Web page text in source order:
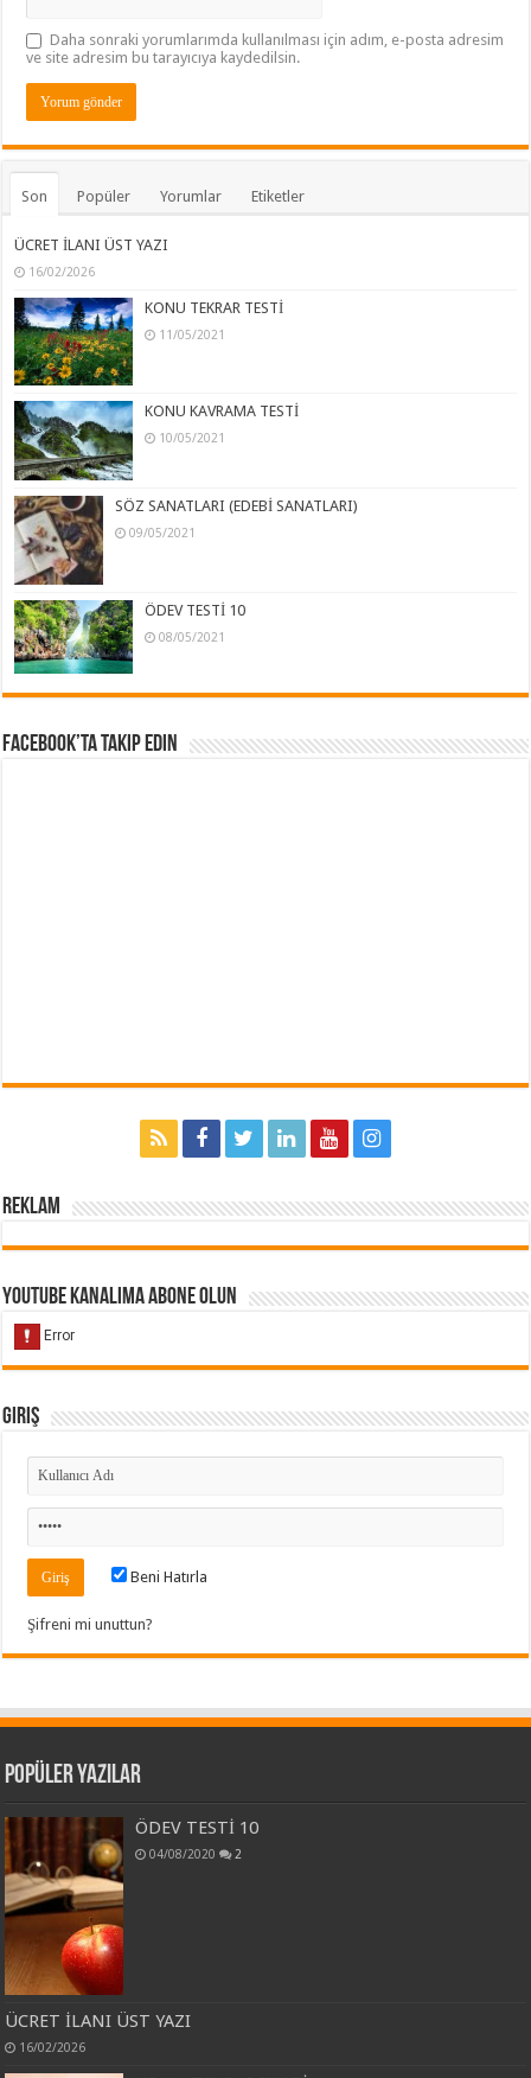
Daha sonraki yorumlarımda kullanılması için adım, e-posta adresim
ve site adresim bu tarayıcıya kaydedilsin.
Son Popüler Yorumlar Etiketler
ÜCRET İLANI ÜST YAZI
16/02/2026
KONU TEKRAR TESTİ
11/05/2021
KONU KAVRAMA TESTİ
10/05/2021
SÖZ SANATLARI (EDEBİ SANATLARI)
09/05/2021
ÖDEV TESTİ 10
08/05/2021
Facebook’ta Takip Edin
Reklam
Youtube Kanalıma Abone Olun
Giriş
Beni Hatırla
Şifreni mi unuttun?
Popüler Yazılar
ÖDEV TESTİ 10
04/08/2020 2
ÜCRET İLANI ÜST YAZI
16/02/2026